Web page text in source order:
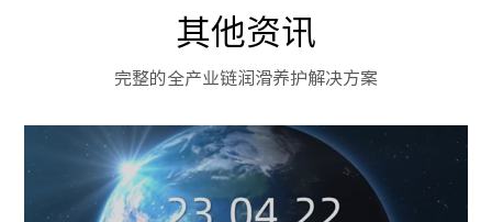
其他资讯
完整的全产业链润滑养护解决方案